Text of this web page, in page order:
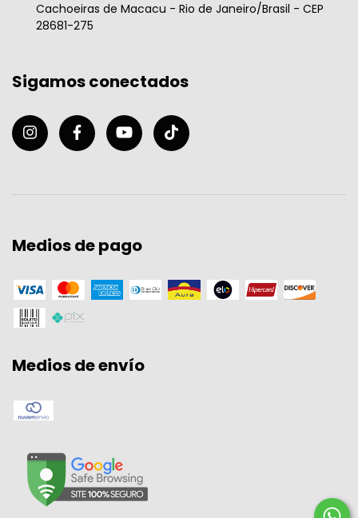
Cachoeiras de Macacu - Rio de Janeiro/Brasil - CEP
28681-275
Sigamos conectados
Medios de pago
Medios de envío